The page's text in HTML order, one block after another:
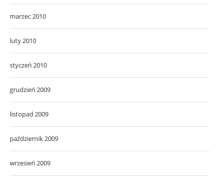
marzec 2010
luty 2010
styczeń 2010
grudzień 2009
listopad 2009
październik 2009
wrzesień 2009